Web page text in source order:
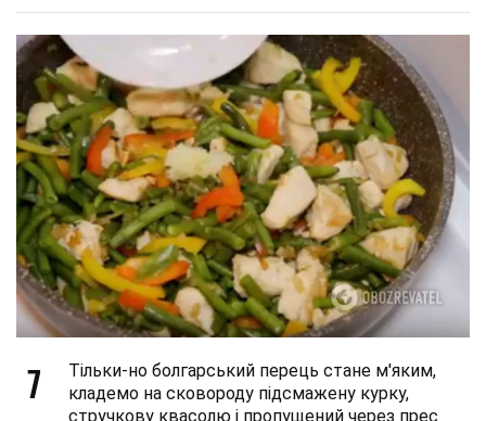
7
Тільки-но болгарський перець стане м'яким,
кладемо на сковороду підсмажену курку,
стручкову квасолю і пропущений через прес